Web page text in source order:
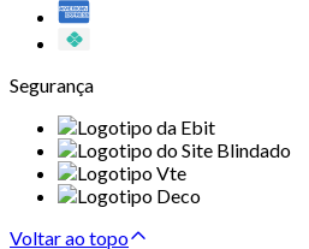
Segurança
Voltar ao topo